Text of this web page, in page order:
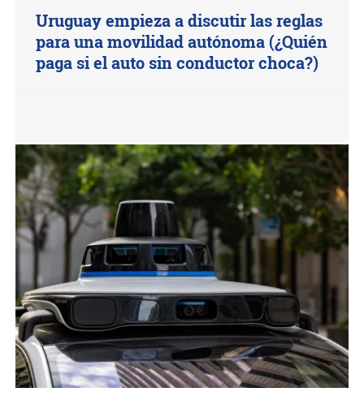
Uruguay empieza a discutir las reglas
para una movilidad autónoma (¿Quién
paga si el auto sin conductor choca?)